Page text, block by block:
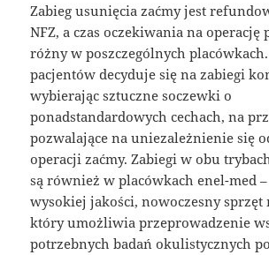
Zabieg usunięcia zaćmy jest
NFZ, a czas oczekiwania na operację
różny w poszczególnych placówkach.
pacjentów decyduje się na zabiegi
wybierając sztuczne soczewki o
ponadstandardowych cechach, na
pozwalające na uniezależnienie się
operacji zaćmy. Zabiegi w obu
są również w placówkach enel-med
wysokiej jakości, nowoczesny sprzęt
który umożliwia przeprowadzenie
potrzebnych badań okulistycznych